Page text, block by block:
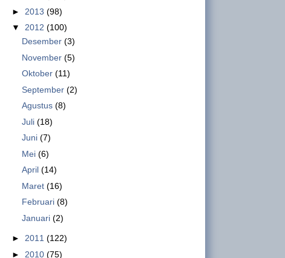
Tangerang Sudah Beroperasi
Berproduksi Kembali
INFO GSBI-Kota Tangerang.
Dalam pertemuan Buruh, Pimpinan SBGTS-GSBI
dan SBM PT. Sulindafin Kota Tangerang dengan
Dewan Jaminan Sosial ...
Februari 2020 bertempat di ruang pertemuan
Kemenko PMK di Jl. Medan Merdeka Barat No. 3,
Jakarta Pusat, di...
Pernyataan Sikap GSBI Atas
► 2013 (98)
▼ 2012 (100)
Desember (3)
November (5)
Oktober (11)
September (2)
Agustus (8)
Juli (18)
Juni (7)
Mei (6)
April (14)
Maret (16)
Februari (8)
Januari (2)
► 2011 (122)
► 2010 (75)